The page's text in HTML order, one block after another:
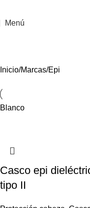
Menú
Inicio Marcas Epi
Blanco
Casco epi
tipo II